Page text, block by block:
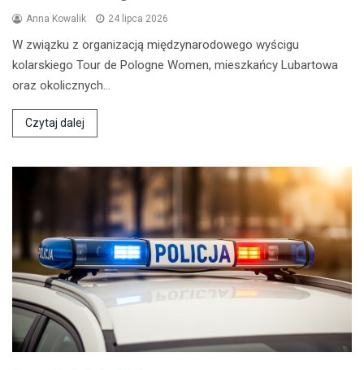
Anna Kowalik 24 lipca 2026
W związku z organizacją międzynarodowego wyścigu
kolarskiego Tour de Pologne Women, mieszkańcy Lubartowa
oraz okolicznych…
Czytaj dalej